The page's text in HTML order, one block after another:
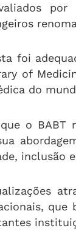
foi
of
do
o BABT
inclusão
que